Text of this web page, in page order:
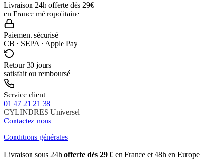
Livraison 24h offerte dès 29€
en France métropolitaine
Paiement sécurisé
CB · SEPA · Apple Pay
Retour 30 jours
satisfait ou remboursé
Service client
01 47 21 21 38
CYLINDRES Universel
Contactez-nous
Conditions générales
Livraison sous 24h offerte dès 29 € en France et 48h en Europe